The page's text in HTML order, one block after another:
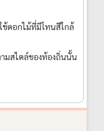
ช้ดอกไม้ที่มีโทนสีใกล้
มสไตล์ของท้องถิ่นนั้น